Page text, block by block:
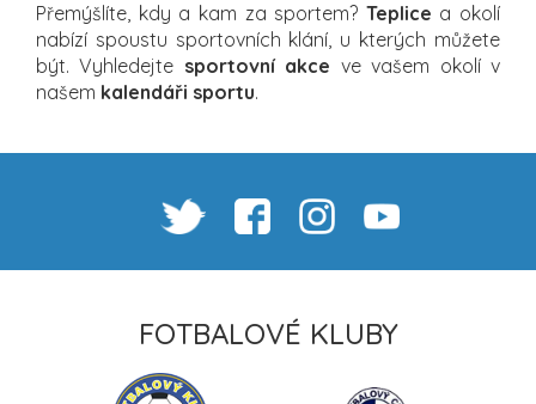
Přemýšlíte, kdy a kam za sportem? Teplice a okolí
nabízí spoustu sportovních klání, u kterých můžete
být. Vyhledejte sportovní akce ve vašem okolí v
našem kalendáři sportu.
FOTBALOVÉ KLUBY